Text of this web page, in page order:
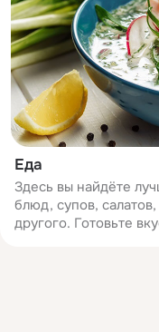
Еда
Здесь вы найдёте
блюд, супов,
другого. Готовьте